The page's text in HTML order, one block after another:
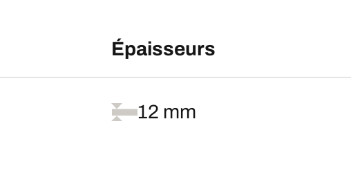
Épaisseurs
12 mm